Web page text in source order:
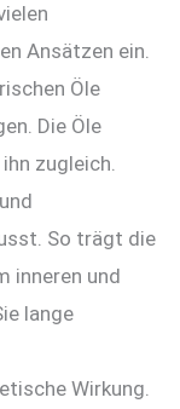
Ansätzen ein.
Öle
Die Öle
zugleich.
So trägt die
inneren und
lange
Wirkung.